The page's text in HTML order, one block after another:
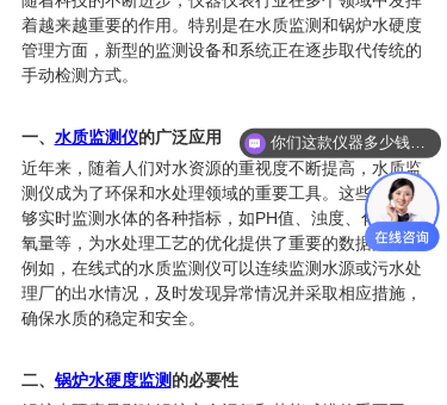
着越来越重要的作用。特别是在水质监测和锅炉水硬度
管理方面，新型的监测设备和系统正在逐步取代传统的
手动检测方式。
一、 水质监测仪的广泛应用
近年来，随着人们对水资源的重视度不断提高，水质监
测仪成为了环保和水处理领域的重要工具。这些仪器能
够实时监测水体的各种指标，如PH值、浊度、化学需
氧量等，为水处理工艺的优化提供了重要的数据支持。
例如，在线式的水质监测仪可以连续监测水源或污水处
理厂的出水情况，及时发现异常情况并采取相应措施，
确保水质的稳定和安全。
二、 锅炉水硬度监测的必要性
你们这款仪器多少钱？能给我报价吗？